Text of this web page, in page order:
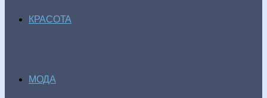
КРАСОТА
МОДА